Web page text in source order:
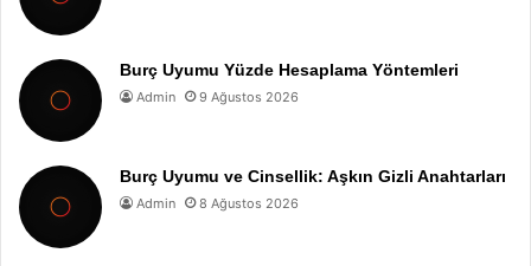
Burç Uyumu Yüzde Hesaplama Yöntemleri
Admin 9 Ağustos 2026
Burç Uyumu ve Cinsellik: Aşkın Gizli Anahtarları
Admin 8 Ağustos 2026